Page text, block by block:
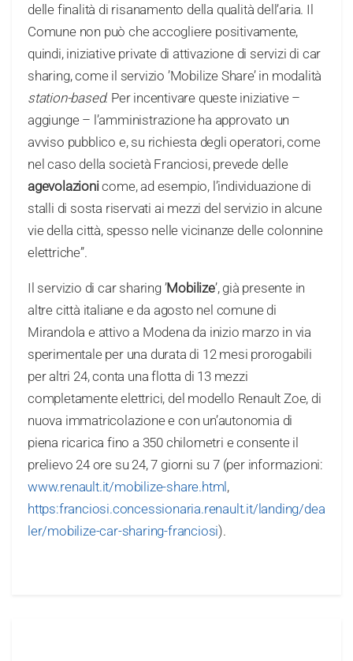
delle finalità di risanamento della qualità dell’aria. Il
Comune non può che accogliere positivamente,
quindi, iniziative private di attivazione di servizi di car
sharing, come il servizio ’Mobilize Share’ in modalità
station-based. Per incentivare queste iniziative –
aggiunge – l’amministrazione ha approvato un
avviso pubblico e, su richiesta degli operatori, come
nel caso della società Franciosi, prevede delle
agevolazionicome, ad esempio, l’individuazione di
stalli di sosta riservati ai mezzi del servizio in alcune
vie della città, spesso nelle vicinanze delle colonnine
elettriche”.
Il servizio di car sharing ’Mobilize’, già presente in
altre città italiane e da agosto nel comune di
Mirandola e attivo a Modena da inizio marzo in via
sperimentale per una durata di 12 mesi prorogabili
per altri 24, conta una flotta di 13 mezzi
completamente elettrici, del modello Renault Zoe, di
nuova immatricolazione e con un’autonomia di
piena ricarica fino a 350 chilometri e consente il
prelievo 24 ore su 24, 7 giorni su 7 (per informazioni:
www.renault.it/mobilize-share.html,
https:franciosi.concessionaria.renault.it/landing/dea
ler/mobilize-car-sharing-franciosi).